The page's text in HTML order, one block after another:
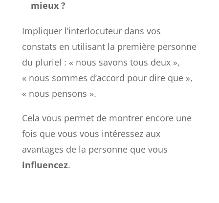
mieux ?
Impliquer l’interlocuteur dans vos
constats en utilisant la première personne
du pluriel : « nous savons tous deux »,
« nous sommes d’accord pour dire que »,
« nous pensons ».
Cela vous permet de montrer encore une
fois que vous vous intéressez aux
avantages de la personne que vous
influencez.